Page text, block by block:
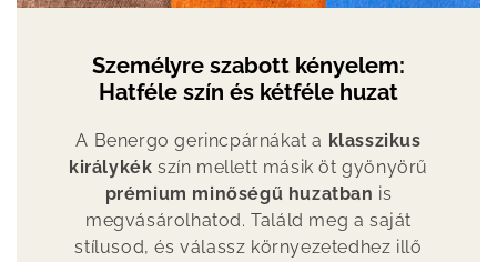
Személyre szabott kényelem:
Hatféle szín és kétféle huzat
A Benergo gerincpárnákat a klasszikus
királykék szín mellett másik öt gyönyörű
prémium minőségű huzatban is
megvásárolhatod. Találd meg a saját
stílusod, és válassz környezetedhez illő